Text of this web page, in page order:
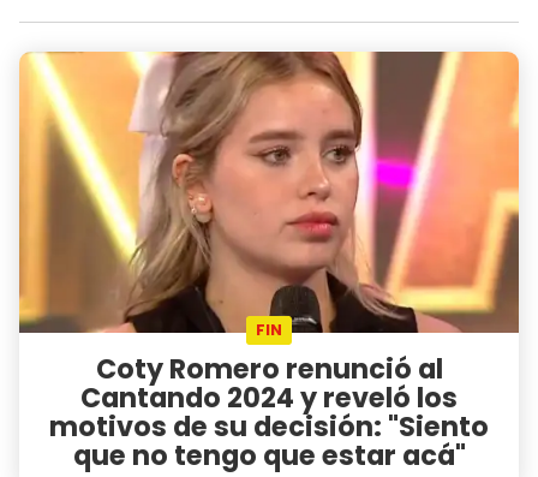
FIN
Coty Romero renunció al
Cantando 2024 y reveló los
motivos de su decisión: "Siento
que no tengo que estar acá"